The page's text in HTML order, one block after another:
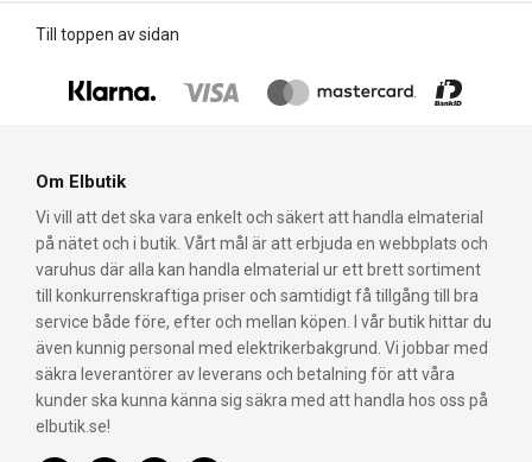
Till toppen av sidan
Om Elbutik
Vi vill att det ska vara enkelt och säkert att handla elmaterial
på nätet och i butik. Vårt mål är att erbjuda en webbplats och
varuhus där alla kan handla elmaterial ur ett brett sortiment
till konkurrenskraftiga priser och samtidigt få tillgång till bra
service både före, efter och mellan köpen. I vår butik hittar du
även kunnig personal med elektrikerbakgrund. Vi jobbar med
säkra leverantörer av leverans och betalning för att våra
kunder ska kunna känna sig säkra med att handla hos oss på
elbutik.se!